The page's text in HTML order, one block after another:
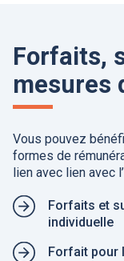
Forfaits,
mesures
Vous pouvez
formes de
lien avec lien avec
Forfaits et
individuelle
Forfait pour